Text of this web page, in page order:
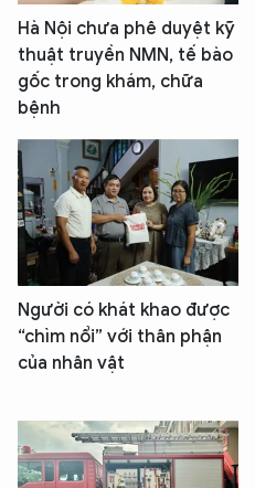
Hà Nội chưa phê duyệt kỹ
thuật truyền NMN, tế bào
gốc trong khám, chữa
bệnh
Người có khát khao được
“chìm nổi” với thân phận
của nhân vật